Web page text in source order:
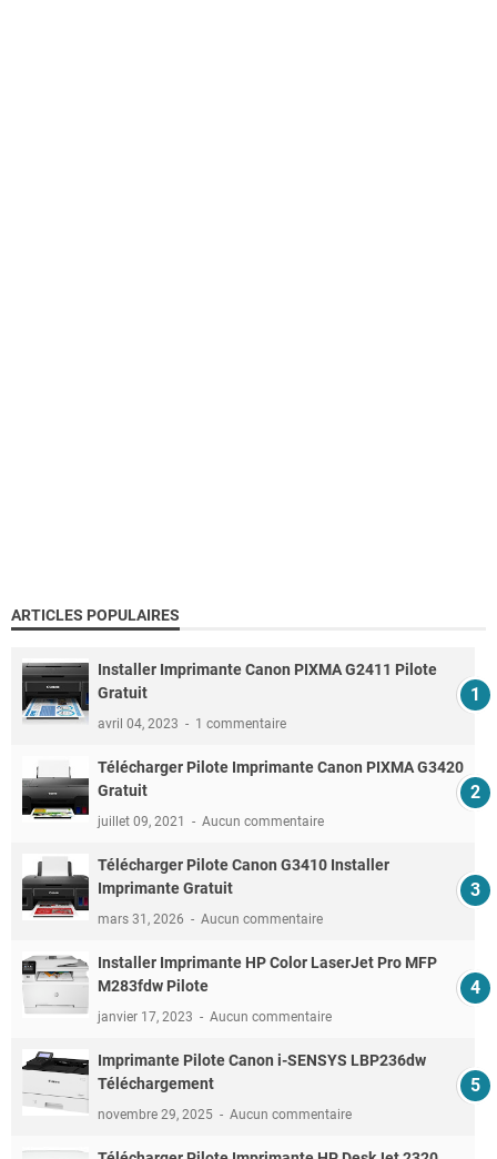
ARTICLES POPULAIRES
Installer Imprimante Canon PIXMA G2411 Pilote
Gratuit
avril 04, 2023 1 commentaire
Télécharger Pilote Imprimante Canon PIXMA G3420
Gratuit
juillet 09, 2021 Aucun commentaire
Télécharger Pilote Canon G3410 Installer
Imprimante Gratuit
mars 31, 2026 Aucun commentaire
Installer Imprimante HP Color LaserJet Pro MFP
M283fdw Pilote
janvier 17, 2023 Aucun commentaire
Imprimante Pilote Canon i-SENSYS LBP236dw
Téléchargement
novembre 29, 2025 Aucun commentaire